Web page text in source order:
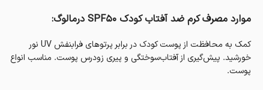
موارد مصرف کرم ضد آفتاب کودک SPF50 درمالوگ:
کمک به محافظت از پوست کودک در برابر پرتوهای فرابنفش UV نور
خورشید. پیش‌گیری از آفتاب‌سوختگی و پیری زودرس پوست. مناسب انواع
پوست.